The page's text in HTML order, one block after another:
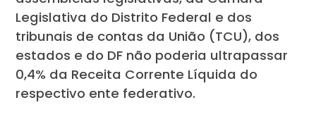
Legislativa do Distrito Federal e dos
tribunais de contas da União (TCU), dos
estados e do DF não poderia ultrapassar
0,4% da Receita Corrente Líquida do
respectivo ente federativo.